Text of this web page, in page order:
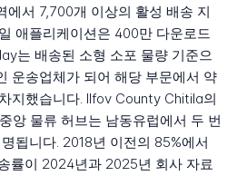
에서 7,700개 이상의 활성 배송 지
애플리케이션은 400만 다운로드
는 배송된 소형 소포 물량 기준으
운송업체가 되어 해당 부문에서 약
지했습니다. Ilfov County Chitila의
앙 물류 허브는 남동유럽에서 두 번
됩니다. 2018년 이전의 85%에서
률이 2024년과 2025년 회사 자료